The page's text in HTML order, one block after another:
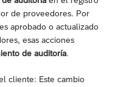
de proveedores. Por
aprobado o actualizado
esas acciones
de auditoría.
cliente: Este cambio